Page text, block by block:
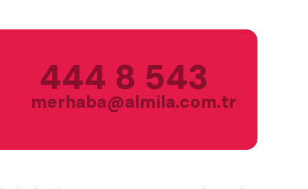
444 8 543
merhaba@almila.com.tr